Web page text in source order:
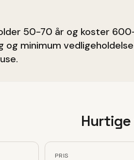
50-70 år og koster
og minimum
PRIS